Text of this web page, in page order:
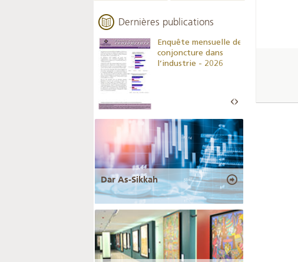
Dernières publications
Enquête mensuelle de
conjoncture dans
l’industrie - 2026
Dar As-Sikkah